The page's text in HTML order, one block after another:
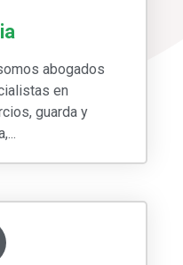
abogados
en
guarda y